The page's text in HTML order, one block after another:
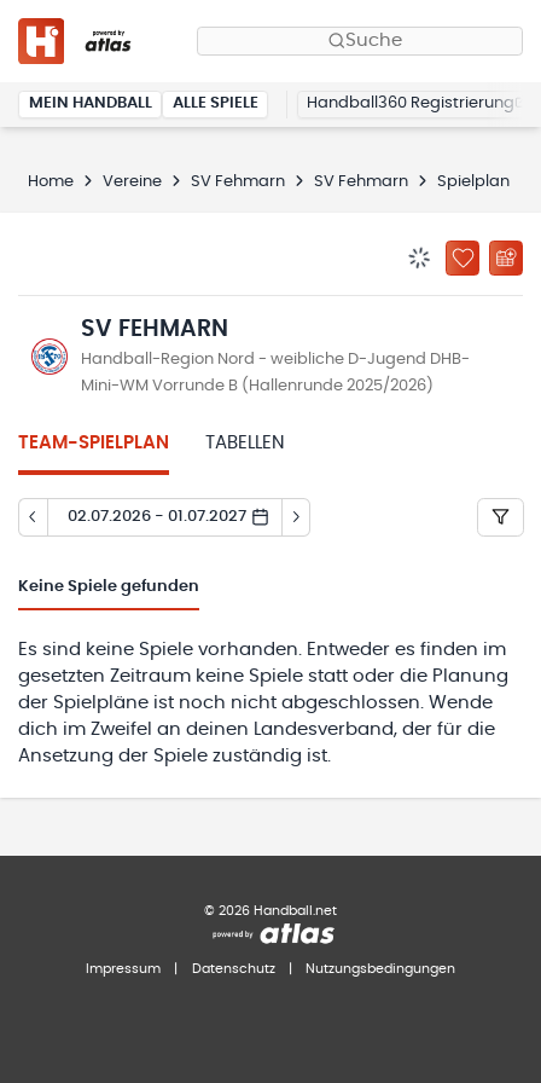
Suche
MEIN HANDBALL ALLE SPIELE Handball360 Registrierung
Home Vereine SV Fehmarn SV Fehmarn Spielplan
ZU
SV FEHMARN
Handball-Region Nord - weibliche D-Jugend DHB-
Mini-WM Vorrunde B (Hallenrunde 2025/2026)
TEAM-SPIELPLAN TABELLEN
02.07.2026 - 01.07.2027
Keine Spiele gefunden
Es sind keine Spiele vorhanden. Entweder es finden im
gesetzten Zeitraum keine Spiele statt oder die Planung
der Spielpläne ist noch nicht abgeschlossen. Wende
dich im Zweifel an deinen Landesverband, der für die
Ansetzung der Spiele zuständig ist.
© 2026 Handball.net
Impressum Datenschutz Nutzungsbedingungen